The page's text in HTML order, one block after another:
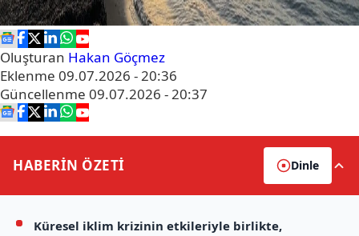
Oluşturan Hakan Göçmez
Eklenme 09.07.2026 - 20:36
Güncellenme 09.07.2026 - 20:37
HABERİN ÖZETİ Dinle
Küresel iklim krizinin etkileriyle birlikte,